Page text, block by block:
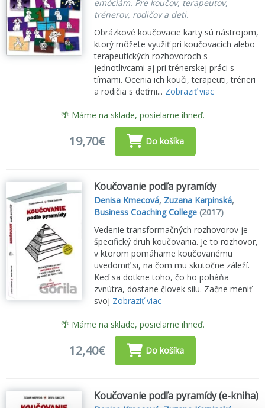
emóciám. Pre koučov, terapeutov,
trénerov, rodičov a deti.
Obrázkové koučovacie karty sú nástrojom,
ktorý môžete využiť pri koučovacích alebo
terapeutických rozhovoroch s
jednotlivcami aj pri trénerskej práci s
tímami. Ocenia ich kouči, terapeuti, tréneri
a rodičia s deťmi... Zobraziť viac
🌴 Máme na sklade, posielame ihneď.
19,70€ Do košíka
Koučovanie podľa pyramídy
Denisa Kmecová, Zuzana Karpinská,
Business Coaching College (2017)
Vedenie transformačných rozhovorov je
špecifický druh koučovania. Je to rozhovor,
v ktorom pomáhame koučovanému
uvedomiť si, na čom mu skutočne záleží.
Keď sa dotkne toho, čo ho poháňa
zvnútra, dostane človek silu. Začne meniť
svoj Zobraziť viac
🌴 Máme na sklade, posielame ihneď.
12,40€ Do košíka
Koučovanie podľa pyramídy (e-kniha)